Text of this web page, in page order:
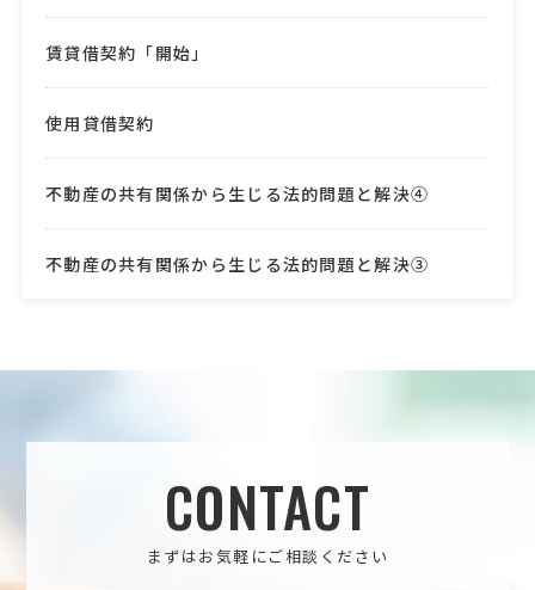
賃貸借契約「開始」
使用貸借契約
不動産の共有関係から生じる法的問題と解決④
不動産の共有関係から生じる法的問題と解決③
CONTACT
まずはお気軽にご相談ください